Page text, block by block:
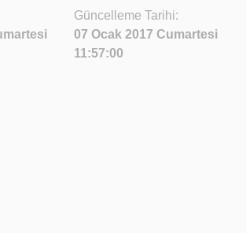
Güncelleme Tarihi:
07 Ocak 2017 Cumartesi
11:57:00